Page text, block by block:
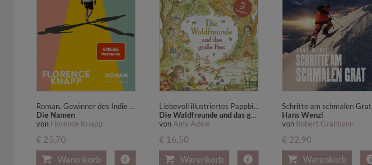
Roman. Gewinner des Indie Book Award 2026 - empfohlen und ausgezeichnet vom unabhängigen Buchhandel Großbritanniens
Die Namen
von Florence Knapp
€ 25,70
Warenkorb
Liebevoll illustriertes Pappbilderbuch über Waldtiere im Herbst und Winter mit Klappen, Suchaufgaben und ersten Sachinfos - ideal für Kinder ab 3
Die Waldfreunde und das große Fest
von Amy Adele
€ 16,50
Warenkorb
Schritte am schmalen Grat
Hans Wenzl
von Robert Graimann
€ 22,90
Warenkorb